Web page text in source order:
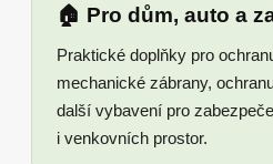
🏠 Pro dům, auto a
Praktické doplňky pro
mechanické zábrany,
další vybavení pro
i venkovních prostor.